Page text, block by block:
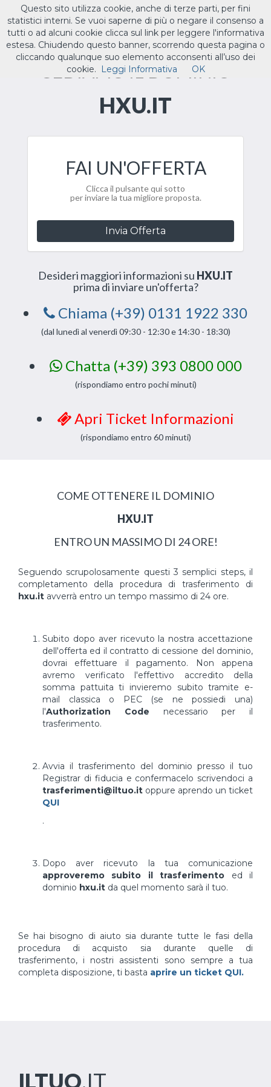
Toggle
ILTUO.IT
CEDIAMO IL DOMINIO
HXU.IT
FAI UN'OFFERTA
Clicca il pulsante qui sotto
per inviare la tua migliore proposta.
Invia Offerta
Desideri maggiori informazioni su HXU.IT
prima di inviare un'offerta?
Chiama (+39) 0131 1922 330
(dal lunedì al venerdì 09:30 - 12:30 e 14:30 - 18:30)
Chatta (+39) 393 0800 000
(rispondiamo entro pochi minuti)
Apri Ticket Informazioni
(rispondiamo entro 60 minuti)
COME OTTENERE IL DOMINIO
HXU.IT
ENTRO UN MASSIMO DI 24 ORE!
Seguendo scrupolosamente questi 3 semplici steps, il
completamento della procedura di trasferimento di
hxu.it avverrà entro un tempo massimo di 24 ore.
Subito dopo aver ricevuto la nostra accettazione
dell'offerta ed il contratto di cessione del dominio,
dovrai effettuare il pagamento. Non appena
avremo verificato l'effettivo accredito della
somma pattuita ti invieremo subito tramite e-
mail classica o PEC (se ne possiedi una)
l'Authorization Code necessario per il
trasferimento.
Avvia il trasferimento del dominio presso il tuo
Registrar di fiducia e confermacelo scrivendoci a
trasferimenti@iltuo.it oppure aprendo un ticket
QUI
.
Dopo aver ricevuto la tua comunicazione
approveremo subito il trasferimento ed il
dominio hxu.it da quel momento sarà il tuo.
Se hai bisogno di aiuto sia durante tutte le fasi della
procedura di acquisto sia durante quelle di
trasferimento, i nostri assistenti sono sempre a tua
completa disposizione, ti basta aprire un ticket QUI.
ILTUO.IT
Questo sito utilizza cookie, anche di terze parti, per fini
statistici interni. Se vuoi saperne di più o negare il consenso a
tutti o ad alcuni cookie clicca sul link per leggere l'informativa
estesa. Chiudendo questo banner, scorrendo questa pagina o
cliccando qualunque suo elemento acconsenti all’uso dei
cookie.
Leggi Informativa OK